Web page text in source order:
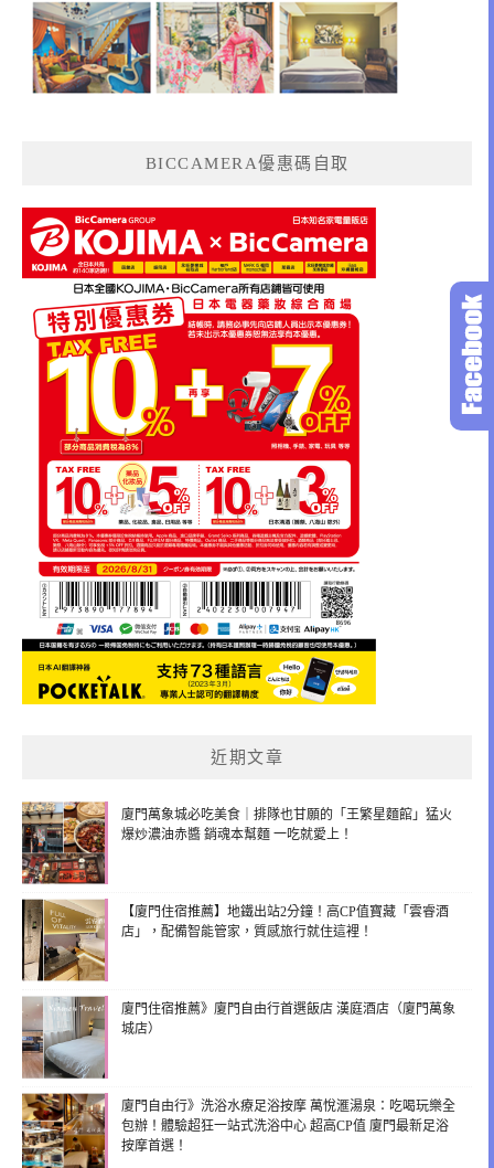
BICCAMERA優惠碼自取
近期文章
廈門萬象城必吃美食｜排隊也甘願的「王繁星麵館」猛火
爆炒濃油赤醬 銷魂本幫麵 一吃就愛上！
【廈門住宿推薦】地鐵出站2分鐘！高CP值寶藏「雲睿酒
店」，配備智能管家，質感旅行就住這裡！
廈門住宿推薦》廈門自由行首選飯店 漢庭酒店（廈門萬象
城店）
廈門自由行》洗浴水療足浴按摩 萬悅滙湯泉：吃喝玩樂全
包辦！體驗超狂一站式洗浴中心 超高CP值 廈門最新足浴
按摩首選！